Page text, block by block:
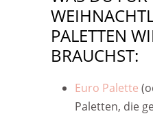
PALETTEN
BRAUCHST:
Euro Palette
Paletten, die